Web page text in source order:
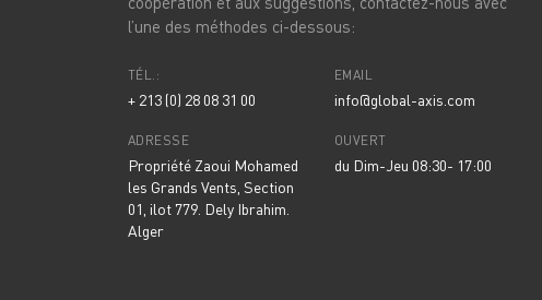
l’une des méthodes ci-dessous:
TÉL.:
+ 213 (0) 28 08 31 00
EMAIL
info@global-axis.com
ADRESSE
Propriété Zaoui Mohamed
les Grands Vents, Section
01, ilot 779. Dely Ibrahim.
Alger
OUVERT
du Dim-Jeu 08:30- 17:00